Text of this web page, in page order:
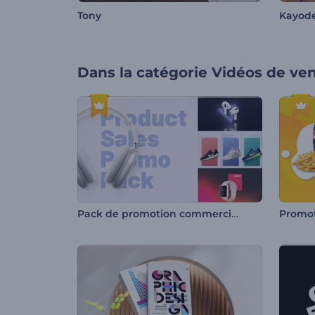
Tony
Dans la catégorie Vidéos de
Pack de promotion commerciale